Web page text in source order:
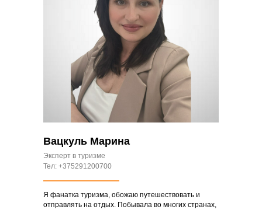
Вацкуль Марина
Эксперт в туризме
Тел: +375291200700
Я фанатка туризма, обожаю путешествовать и
отправлять на отдых. Побывала во многих странах,